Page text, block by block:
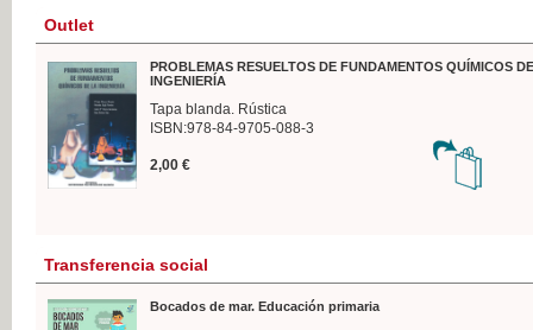
Outlet
PROBLEMAS RESUELTOS DE FUNDAMENTOS QUÍMICOS
INGENIERÍA
Tapa blanda. Rústica
ISBN:978-84-9705-088-3
2,00 €
Transferencia social
Bocados de mar. Educación primaria